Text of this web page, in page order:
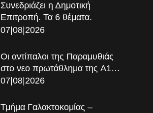
Συνεδριάζει η Δημοτική
Επιτροπή. Τα 6 θέματα.
07|08|2026
Οι αντίπαλοι της Παραμυθιάς
στο νεο πρωτάθλημα της A1…
07|08|2026
Τμήμα Γαλακτοκομίας –